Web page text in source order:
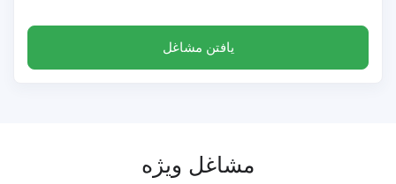
یافتن مشاغل
مشاغل ویژه